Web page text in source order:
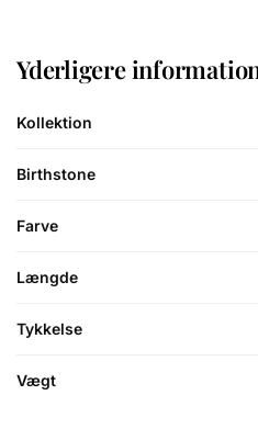
Yderligere
Kollektion
Birthstone
Farve
Længde
Tykkelse
Vægt